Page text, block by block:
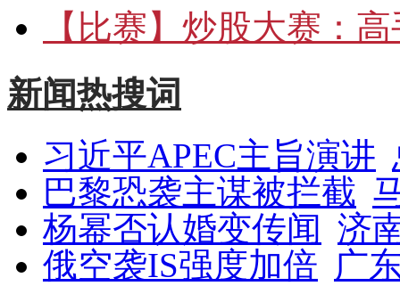
【比赛】 炒股大赛：高
新闻热搜词
习近平APEC主旨演讲
巴黎恐袭主谋被拦截
杨幂否认婚变传闻 济
俄空袭IS强度加倍 广